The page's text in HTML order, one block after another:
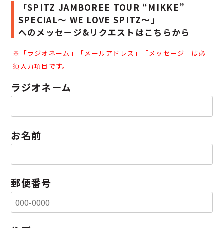
「SPITZ JAMBOREE TOUR “MIKKE”
SPECIAL～ WE LOVE SPITZ～」
へのメッセージ&リクエストはこちらから
※「ラジオネーム」「 メールアドレス」「 メッセージ」は必
須入力項目です。
ラジオネーム
お名前
郵便番号